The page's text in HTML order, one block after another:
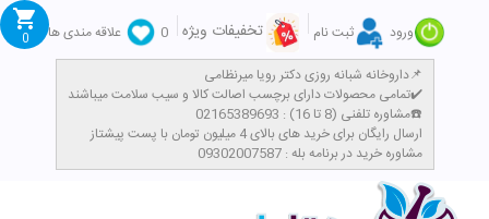
ورود ثبت نام تخفیفات ویژه 0
علاقه مندی ها
داروخانه شبانه روزی دکتر رویا میرنظامی📌
تمامی محصولات دارای برچسب اصالت کالا و سیب سلامت میباشند✔️
مشاوره تلفنی (8 تا 16) : 02165389693☎️
​ارسال رایگان برای خرید های بالای 4 میلیون تومان با پست پیشتاز
مشاوره خرید در برنامه بله : 09302007587
0